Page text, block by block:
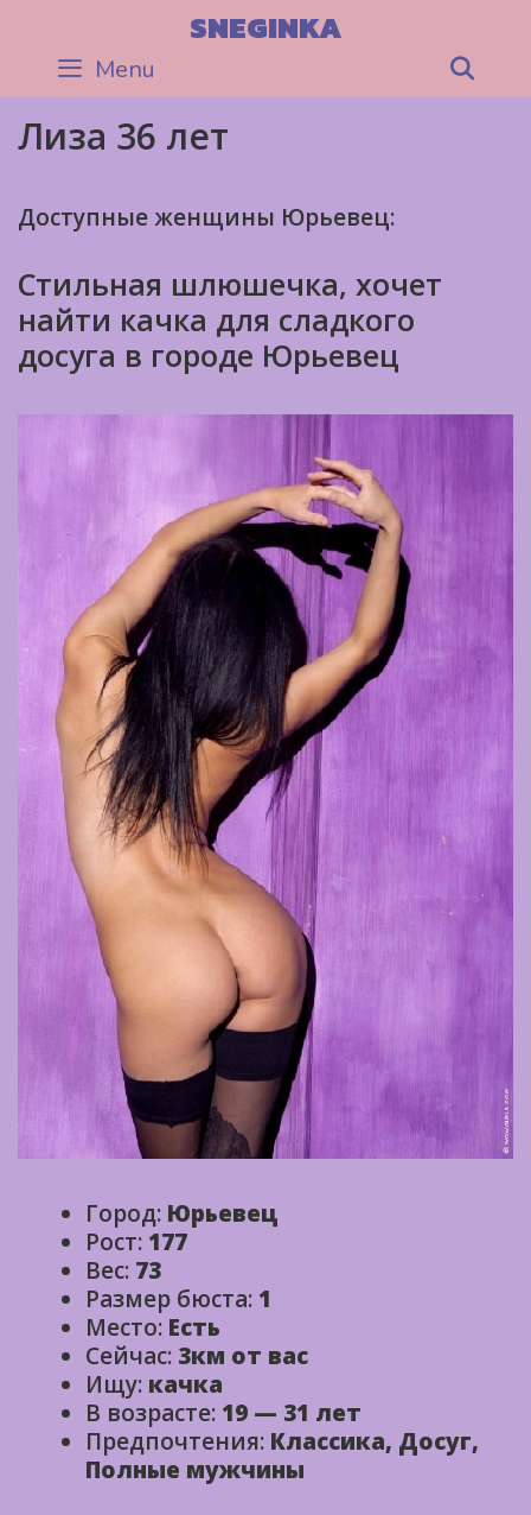
content
SNEGINKA
Menu
Лиза 36 лет
Доступные женщины Юрьевец:
Стильная шлюшечка, хочет
найти качка для сладкого
досуга в городе Юрьевец
Город: Юрьевец
Рост: 177
Вес: 73
Размер бюста: 1
Место: Есть
Сейчас: 3км от вас
Ищу: качка
В возрасте: 19 — 31 лет
Предпочтения: Классика, Досуг,
Полные мужчины